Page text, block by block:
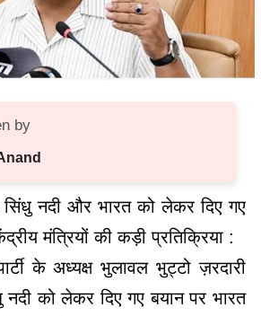
by
सिंधु नदी और भारत को लेकर दिए गए
मंत्रियों की कड़ी प्रतिक्रिया :
के अध्यक्ष भुलावल भुट्टो ज़रदारी
नदी को लेकर दिए गए बयान पर भारत